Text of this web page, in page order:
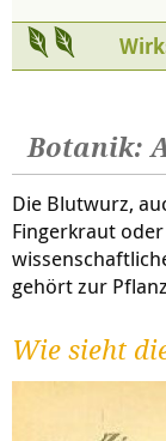
Botanik:
Die Blutwurz,
Fingerkraut
gehört zur
Wie sieht